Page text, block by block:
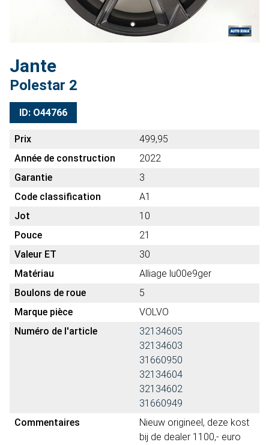
Jante
Polestar 2
ID: O44766
Prix
499,95
Année de construction
2022
Garantie
3
Code classification
A1
Jot
10
Pouce
21
Valeur ET
30
Matériau
Alliage lu00e9ger
Boulons de roue
5
Marque pièce
VOLVO
Numéro de l'article
32134605
32134603
31660950
32134604
32134602
31660949
Commentaires
Nieuw origineel, deze kost
bij de dealer 1100,- euro